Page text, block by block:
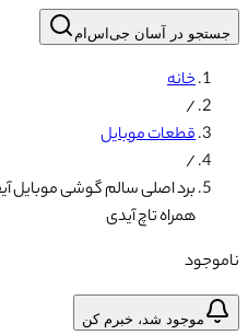
جستجو در آسان جی‌اس‌ام
خانه
/
قطعات موبایل
/
همراه تاچ آیدی
ناموجود
موجود شد، خبرم کن